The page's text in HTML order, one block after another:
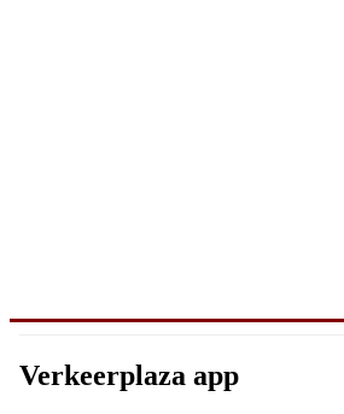
Verkeerplaza app